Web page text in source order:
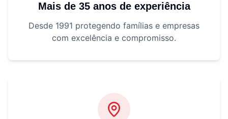
Mais de 35 anos de experiência
Desde 1991 protegendo famílias e empresas
com excelência e compromisso.